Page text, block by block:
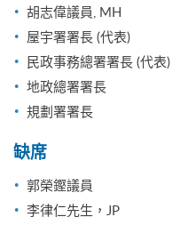
胡志偉議員, MH
屋宇署署長 (代表)
民政事務總署署長 (代表)
地政總署署長
規劃署署長
缺席
郭榮鏗議員
李律仁先生，JP